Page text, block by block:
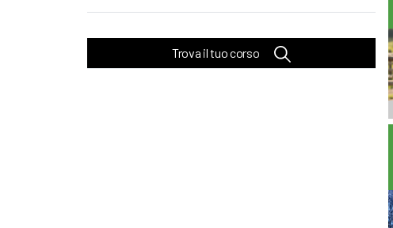
Trova il tuo corso